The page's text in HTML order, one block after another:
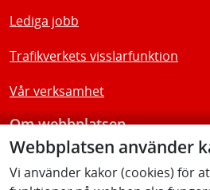
Webbplatsen använder
Vi använder kakor (cookies) för
Lediga jobb
Trafikverkets visslarfunktion
Vår verksamhet
Om webbplatsen
Tillgänglighetsredogörelse